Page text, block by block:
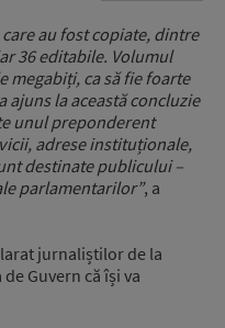
au fost copiate, dintre
36 editabile. Volumul
megabiți, ca să fie foarte
ajuns la această concluzie
unul preponderent
adrese instituționale,
destinate publicului –
parlamentarilor”, a
jurnaliștilor de la
Guvern că își va